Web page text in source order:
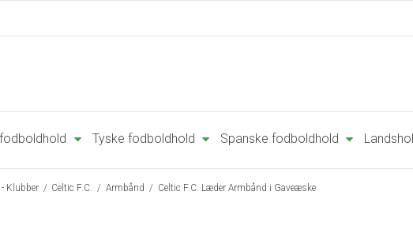
Tyske fodboldhold Spanske fodboldhold
Klubber / Celtic F.C. / Armbånd / Celtic F.C. Læder Armbånd i Gaveæske